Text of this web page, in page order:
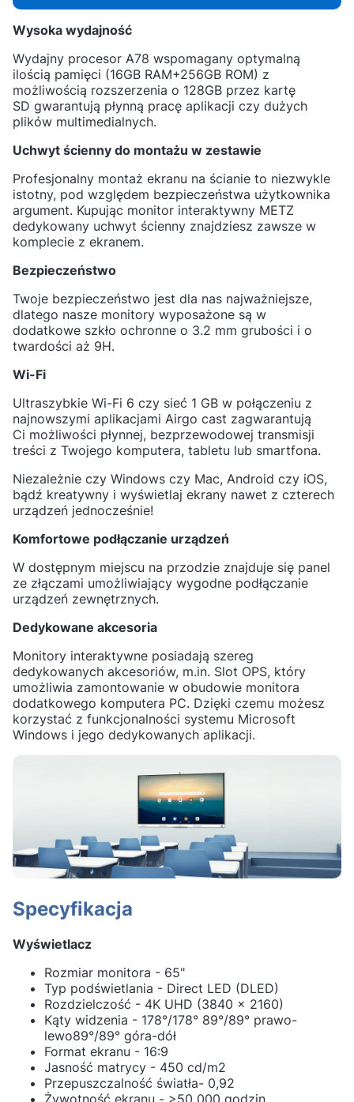
Wysoka wydajność
Wydajny procesor A78 wspomagany optymalną
ilością pamięci (16GB RAM+256GB ROM) z
możliwością rozszerzenia o 128GB przez kartę
SD gwarantują płynną pracę aplikacji czy dużych
plików multimedialnych.
Uchwyt ścienny do montażu w zestawie
Profesjonalny montaż ekranu na ścianie to niezwykle
istotny, pod względem bezpieczeństwa użytkownika
argument. Kupując monitor interaktywny METZ
dedykowany uchwyt ścienny znajdziesz zawsze w
komplecie z ekranem.
Bezpieczeństwo
Twoje bezpieczeństwo jest dla nas najważniejsze,
dlatego nasze monitory wyposażone są w
dodatkowe szkło ochronne o 3.2 mm grubości i o
twardości aż 9H.
Wi-Fi
Ultraszybkie Wi-Fi 6 czy sieć 1 GB w połączeniu z
najnowszymi aplikacjami Airgo cast zagwarantują
Ci możliwości płynnej, bezprzewodowej transmisji
treści z Twojego komputera, tabletu lub smartfona.
Niezależnie czy Windows czy Mac, Android czy iOS,
bądź kreatywny i wyświetlaj ekrany nawet z czterech
urządzeń jednocześnie!
Komfortowe podłączanie urządzeń
W dostępnym miejscu na przodzie znajduje się panel
ze złączami umożliwiający wygodne podłączanie
urządzeń zewnętrznych.
Dedykowane akcesoria
Monitory interaktywne posiadają szereg
dedykowanych akcesoriów, m.in. Slot OPS, który
umożliwia zamontowanie w obudowie monitora
dodatkowego komputera PC. Dzięki czemu możesz
korzystać z funkcjonalności systemu Microsoft
Windows i jego dedykowanych aplikacji.
Specyfikacja
Wyświetlacz
Rozmiar monitora - 65"
Typ podświetlania - Direct LED (DLED)
Rozdzielczość - 4K UHD (3840 x 2160)
Kąty widzenia - 178°/178° 89°/89° prawo-
lewo89°/89° góra-dół
Format ekranu - 16:9
Jasność matrycy - 450 cd/m2
Przepuszczalność światła- 0,92